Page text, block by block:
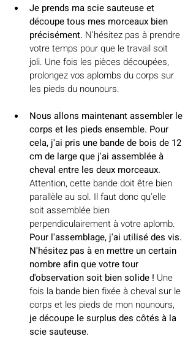
Je prends ma scie sauteuse et
découpe tous mes morceaux bien
précisément. N'hésitez pas à prendre
votre temps pour que le travail soit
joli. Une fois les pièces découpées,
prolongez vos aplombs du corps sur
les pieds du nounours.
Nous allons maintenant assembler le
corps et les pieds ensemble. Pour
cela, j'ai pris une bande de bois de 12
cm de large que j'ai assemblée à
cheval entre les deux morceaux.
Attention, cette bande doit être bien
parallèle au sol. Il faut donc qu'elle
soit assemblée bien
perpendiculairement à votre aplomb.
Pour l'assemblage, j'ai utilisé des vis.
N'hésitez pas à en mettre un certain
nombre afin que votre tour
d'observation soit bien solide ! Une
fois la bande bien fixée à cheval sur le
corps et les pieds de mon nounours,
je découpe le surplus des côtés à la
scie sauteuse.